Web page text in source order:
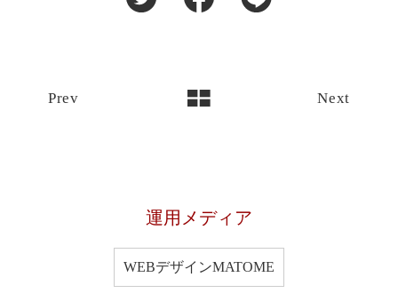
Next
Prev
運用メディア
WEBデザインMATOME